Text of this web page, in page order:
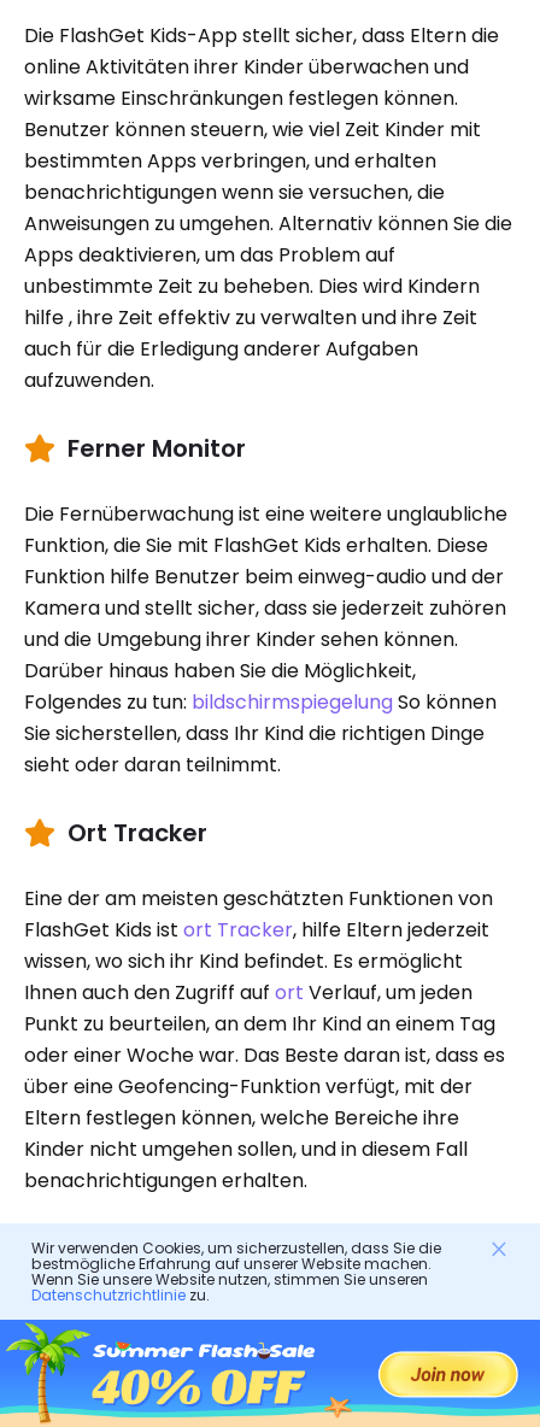
Die FlashGet Kids-App stellt sicher, dass Eltern die
online Aktivitäten ihrer Kinder überwachen und
wirksame Einschränkungen festlegen können.
Benutzer können steuern, wie viel Zeit Kinder mit
bestimmten Apps verbringen, und erhalten
benachrichtigungen wenn sie versuchen, die
Anweisungen zu umgehen. Alternativ können Sie die
Apps deaktivieren, um das Problem auf
unbestimmte Zeit zu beheben. Dies wird Kindern
hilfe , ihre Zeit effektiv zu verwalten und ihre Zeit
auch für die Erledigung anderer Aufgaben
aufzuwenden.
Ferner Monitor
Die Fernüberwachung ist eine weitere unglaubliche
Funktion, die Sie mit FlashGet Kids erhalten. Diese
Funktion hilfe Benutzer beim einweg-audio und der
Kamera und stellt sicher, dass sie jederzeit zuhören
und die Umgebung ihrer Kinder sehen können.
Darüber hinaus haben Sie die Möglichkeit,
Folgendes zu tun: bildschirmspiegelung So können
Sie sicherstellen, dass Ihr Kind die richtigen Dinge
sieht oder daran teilnimmt.
Ort Tracker
Eine der am meisten geschätzten Funktionen von
FlashGet Kids ist ort Tracker, hilfe Eltern jederzeit
wissen, wo sich ihr Kind befindet. Es ermöglicht
Ihnen auch den Zugriff auf ort Verlauf, um jeden
Punkt zu beurteilen, an dem Ihr Kind an einem Tag
oder einer Woche war. Das Beste daran ist, dass es
über eine Geofencing-Funktion verfügt, mit der
Eltern festlegen können, welche Bereiche ihre
Kinder nicht umgehen sollen, und in diesem Fall
benachrichtigungen erhalten.
Täglicher Nutzungsbericht
Das Erhalten täglicher oder wöchentlicher Berichte
zur Telefonnutzung von Kindern ist eine großartige
Funktion, insbesondere wenn Sie ein
vielbeschäftigter Elternteil sind. Auf diese Weise
Wir verwenden Cookies, um sicherzustellen, dass Sie die
bestmögliche Erfahrung auf unserer Website machen.
Wenn Sie unsere Website nutzen, stimmen Sie unseren
Datenschutzrichtliniezu.